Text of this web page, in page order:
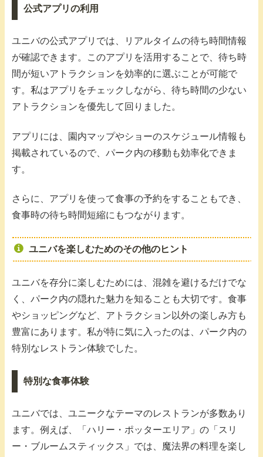
公式アプリの利用
ユニバの公式アプリでは、リアルタイムの待ち時間情報
が確認できます。このアプリを活用することで、待ち時
間が短いアトラクションを効率的に選ぶことが可能で
す。私はアプリをチェックしながら、待ち時間の少ない
アトラクションを優先して回りました。
アプリには、園内マップやショーのスケジュール情報も
掲載されているので、パーク内の移動も効率化できま
す。
さらに、アプリを使って食事の予約をすることもでき、
食事時の待ち時間短縮にもつながります。
ユニバを楽しむためのその他のヒント
ユニバを存分に楽しむためには、混雑を避けるだけでな
く、パーク内の隠れた魅力を知ることも大切です。食事
やショッピングなど、アトラクション以外の楽しみ方も
豊富にあります。私が特に気に入ったのは、パーク内の
特別なレストラン体験でした。
特別な食事体験
ユニバでは、ユニークなテーマのレストランが多数あり
ます。例えば、「ハリー・ポッターエリア」の「スリ
ー・ブルームスティックス」では、魔法界の料理を楽し